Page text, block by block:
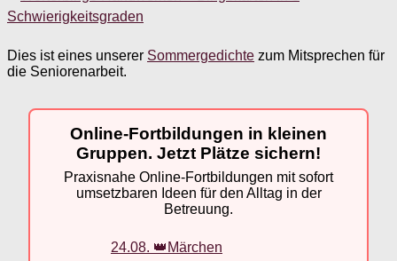
Schwierigkeitsgraden
Dies ist eines unserer Sommergedichte zum Mitsprechen für
die Seniorenarbeit.
Online-Fortbildungen in kleinen
Gruppen. Jetzt Plätze sichern!
Praxisnahe Online-Fortbildungen mit sofort
umsetzbaren Ideen für den Alltag in der
Betreuung.
24.08. 👑Märchen